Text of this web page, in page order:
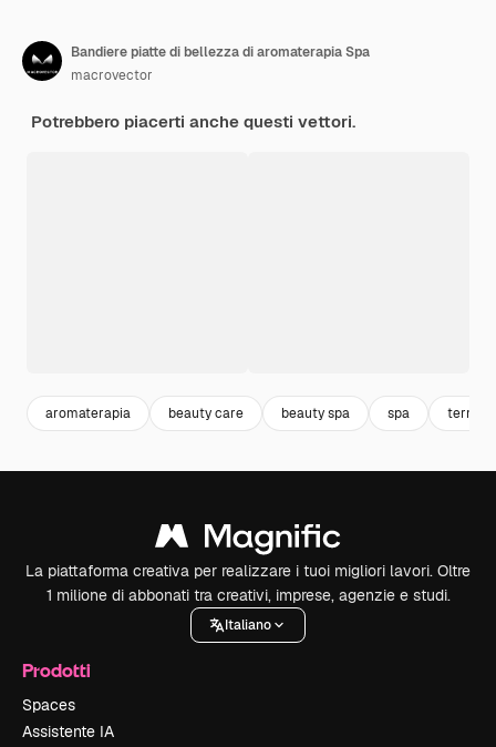
Bandiere piatte di bellezza di aromaterapia Spa
macrovector
Potrebbero piacerti anche questi vettori.
aromaterapia beauty care beauty spa spa terme
La piattaforma creativa per realizzare i tuoi migliori lavori. Oltre
1 milione di abbonati tra creativi, imprese, agenzie e studi.
Italiano
Prodotti
Spaces
Assistente IA